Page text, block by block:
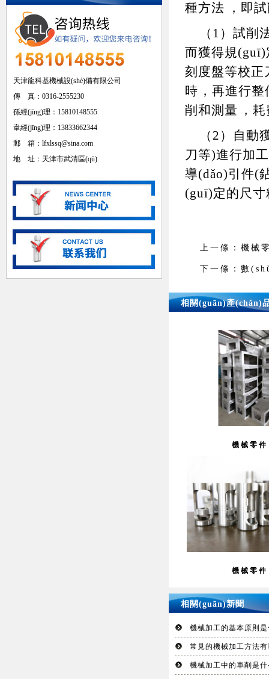
天津龍科基機械設(shè)備有限公司
傳 真：0316-2555230
孫經(jīng)理：15810148555
韋經(jīng)理：13833662344
郵 箱：lfxlssq@sina.com
地 址：天津市武清區(qū)
種方法，即
（1）試削法
而獲得規(guī)
刻度盤等校正
時，再進行整
削和測量，
（2）自動獲
刀等)進行加
導(dǎo)引件(
(guī)定的尺寸
上一條： 機械
下一條： 數
相關(guān)產(chǎn)
機械零件
機械零件
相關(guān)新聞
機械加工的基本原則
常見的機械加工方法
機械加工中的車削是